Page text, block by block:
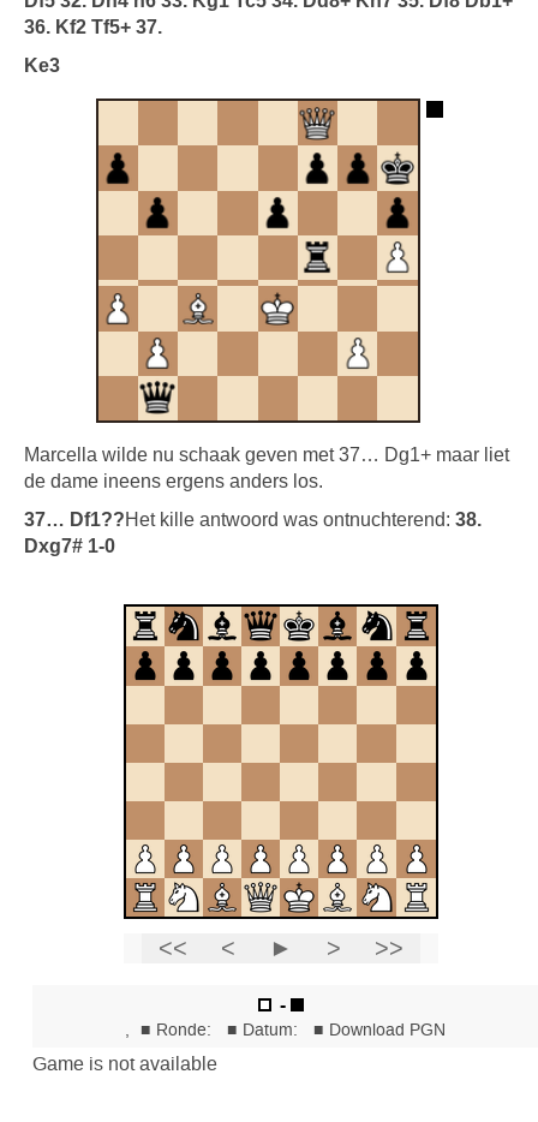
36. Kf2 Tf5+ 37.
Ke3
Marcella wilde nu schaak geven met 37… Dg1+ maar liet
de dame ineens ergens anders los.
37… Df1??Het kille antwoord was ontnuchterend: 38.
Dxg7# 1-0